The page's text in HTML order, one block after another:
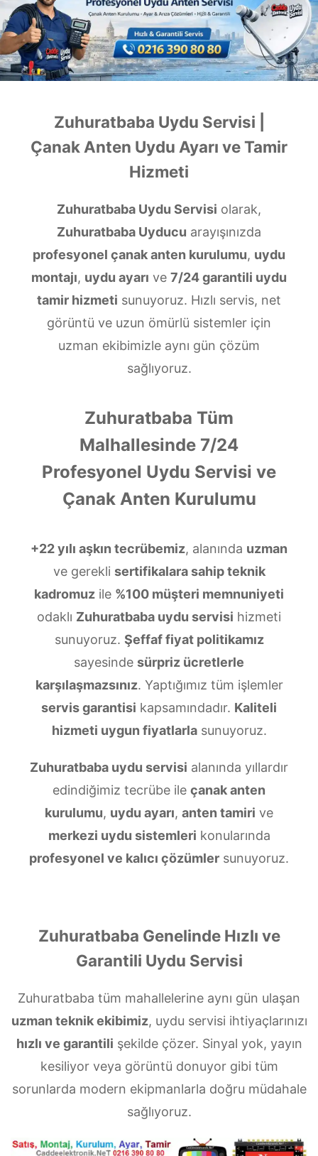
Zuhuratbaba Uydu Servisi |
Çanak Anten Uydu Ayarı ve Tamir
Hizmeti
Zuhuratbaba Uydu Servisi olarak,
Zuhuratbaba Uyducu arayışınızda
profesyonel çanak anten kurulumu, uydu
montajı, uydu ayarı ve 7/24 garantili uydu
tamir hizmeti sunuyoruz. Hızlı servis, net
görüntü ve uzun ömürlü sistemler için
uzman ekibimizle aynı gün çözüm
sağlıyoruz.
Zuhuratbaba Tüm
Malhallesinde 7/24
Profesyonel Uydu Servisi ve
Çanak Anten Kurulumu
+22 yılı aşkın tecrübemiz, alanında uzman
ve gerekli sertifikalara sahip teknik
kadromuz ile %100 müşteri memnuniyeti
odaklı Zuhuratbaba uydu servisi hizmeti
sunuyoruz. Şeffaf fiyat politikamız
sayesinde sürpriz ücretlerle
karşılaşmazsınız. Yaptığımız tüm işlemler
servis garantisi kapsamındadır. Kaliteli
hizmeti uygun fiyatlarlasunuyoruz.
Zuhuratbaba uydu servisi alanında yıllardır
edindiğimiz tecrübe ile çanak anten
kurulumu, uydu ayarı, anten tamiri ve
merkezi uydu sistemleri konularında
profesyonel ve kalıcı çözümler sunuyoruz.
Zuhuratbaba Genelinde Hızlı ve
Garantili Uydu Servisi
Zuhuratbaba tüm mahallelerine aynı gün ulaşan
uzman teknik ekibimiz, uydu servisi ihtiyaçlarınızı
hızlı ve garantili şekilde çözer. Sinyal yok, yayın
kesiliyor veya görüntü donuyor gibi tüm
sorunlarda modern ekipmanlarla doğru müdahale
sağlıyoruz.